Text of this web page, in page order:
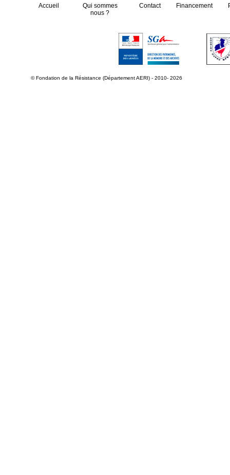
Accueil
Qui sommes
nous ?
Contact Financement
© Fondation de la Résistance (Département AERI) - 2010- 2026